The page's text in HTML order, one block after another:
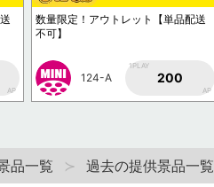
AP
数量限定！アウトレット【単品配送
不可】
124-A
1PLAY
200
AP
品一覧 過去の提供景品一覧